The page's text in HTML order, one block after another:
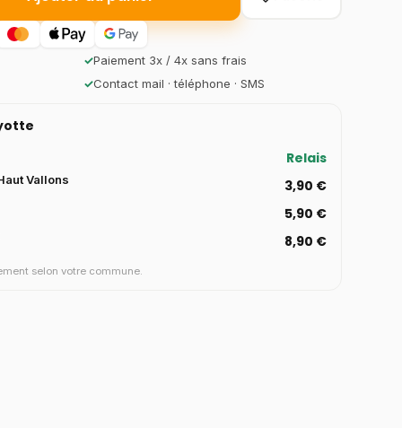
✓Paiement 3x / 4x sans frais
✓Contact mail · téléphone · SMS
Relais
Vallons 3,90 €
5,90 €
8,90 €
selon votre commune.